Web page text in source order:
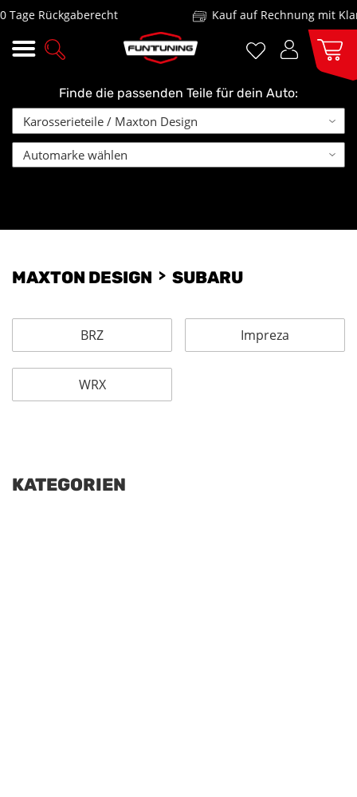
Rückgaberecht Kauf auf Rechnung mit
Finde die passenden Teile für dein Auto:
MAXTON DESIGN SUBARU
BRZ Impreza
WRX
KATEGORIEN